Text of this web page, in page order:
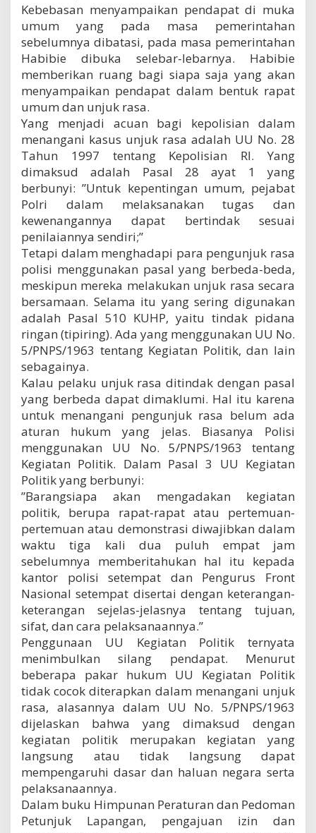
Kebebasan menyampaikan pendapat di muka
umum yang pada masa pemerintahan
sebelumnya dibatasi, pada masa pemerintahan
Habibie dibuka selebar-lebarnya. Habibie
memberikan ruang bagi siapa saja yang akan
menyampaikan pendapat dalam bentuk rapat
umum dan unjuk rasa.
Yang menjadi acuan bagi kepolisian dalam
menangani kasus unjuk rasa adalah UU No. 28
Tahun 1997 tentang Kepolisian RI. Yang
dimaksud adalah Pasal 28 ayat 1 yang
berbunyi: ”Untuk kepentingan umum, pejabat
Polri dalam melaksanakan tugas dan
kewenangannya dapat bertindak sesuai
penilaiannya sendiri;”
Tetapi dalam menghadapi para pengunjuk rasa
polisi menggunakan pasal yang berbeda-beda,
meskipun mereka melakukan unjuk rasa secara
bersamaan. Selama itu yang sering digunakan
adalah Pasal 510 KUHP, yaitu tindak pidana
ringan (tipiring). Ada yang menggunakan UU No.
5/PNPS/1963 tentang Kegiatan Politik, dan lain
sebagainya.
Kalau pelaku unjuk rasa ditindak dengan pasal
yang berbeda dapat dimaklumi. Hal itu karena
untuk menangani pengunjuk rasa belum ada
aturan hukum yang jelas. Biasanya Polisi
menggunakan UU No. 5/PNPS/1963 tentang
Kegiatan Politik. Dalam Pasal 3 UU Kegiatan
Politik yang berbunyi:
”Barangsiapa akan mengadakan kegiatan
politik, berupa rapat-rapat atau pertemuan-
pertemuan atau demonstrasi diwajibkan dalam
waktu tiga kali dua puluh empat jam
sebelumnya memberitahukan hal itu kepada
kantor polisi setempat dan Pengurus Front
Nasional setempat disertai dengan keterangan-
keterangan sejelas-jelasnya tentang tujuan,
sifat, dan cara pelaksanaannya.”
Penggunaan UU Kegiatan Politik ternyata
menimbulkan silang pendapat. Menurut
beberapa pakar hukum UU Kegiatan Politik
tidak cocok diterapkan dalam menangani unjuk
rasa, alasannya dalam UU No. 5/PNPS/1963
dijelaskan bahwa yang dimaksud dengan
kegiatan politik merupakan kegiatan yang
langsung atau tidak langsung dapat
mempengaruhi dasar dan haluan negara serta
pelaksanaannya.
Dalam buku Himpunan Peraturan dan Pedoman
Petunjuk Lapangan, pengajuan izin dan